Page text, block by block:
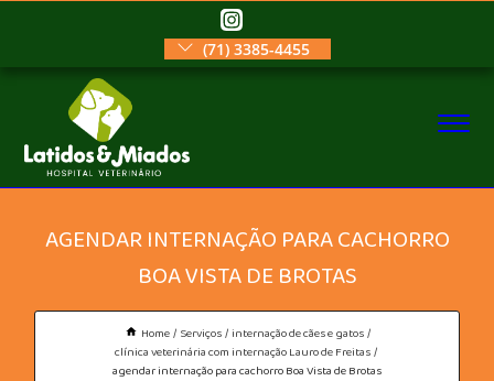
(71) 3385-4455
AGENDAR INTERNAÇÃO PARA CACHORRO
BOA VISTA DE BROTAS
Home Serviços
internação de cães e gatos
clínica veterinária com internação Lauro de Freitas
agendar internação para cachorro Boa Vista de Brotas